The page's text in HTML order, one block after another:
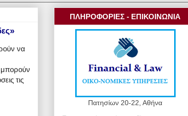
να
μπορούν
τις
ΠΛΗΡΟΦΟΡΙΕΣ - ΕΠΙΚΟΙΝΩΝΙΑ
Πατησίων 20-22, Αθήνα